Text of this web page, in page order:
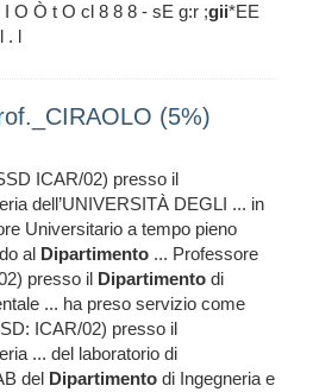
O Ò t O cl 8 8 8 - sE g:r ;gii*EE
. l
(5%)
ICAR/02) presso il
dell’UNIVERSITÀ DEGLI ... in
Universitario a tempo pieno
al Dipartimento ... Professore
presso il Dipartimento di
... ha preso servizio come
ICAR/02) presso il
... del laboratorio di
del Dipartimento di Ingegneria e